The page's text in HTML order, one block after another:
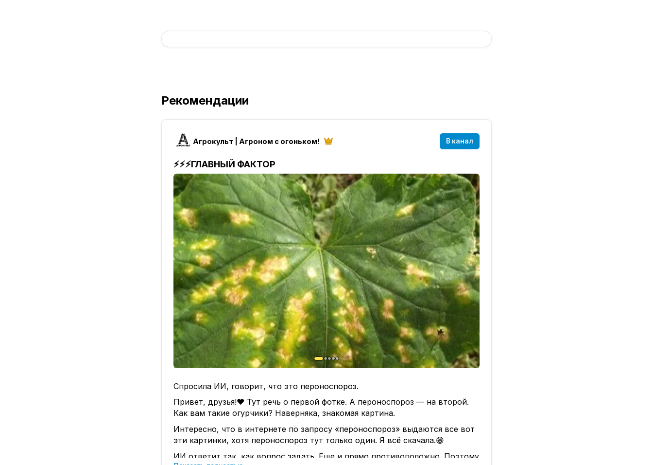
Рекомендации
Агрокульт | Агроном с огоньком! В канал
⚡️⚡️⚡️ГЛАВНЫЙ ФАКТОР
Спросила ИИ, говорит, что это пероноспороз.
Привет, друзья!❤ Тут речь о первой фотке. А пероноспороз — на второй.
Как вам такие огурчики? Наверняка, знакомая картина.
Интересно, что в интернете по запросу «пероноспороз» выдаются все вот
эти картинки, хотя пероноспороз тут только один. Я всё скачала.😁
ИИ ответит так, как вопрос задать. Еще и прямо противоположно. Поэтому